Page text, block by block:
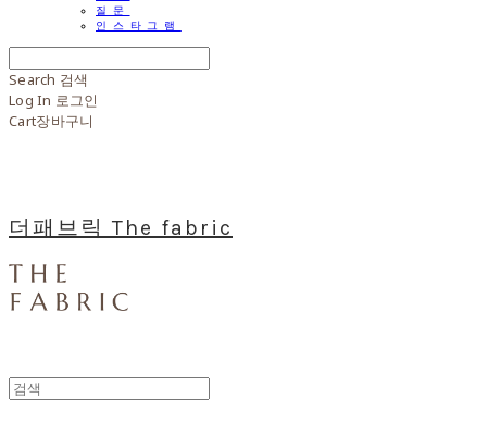
질문
인스타그램
Search 검색
Log In 로그인
Cart장바구니
더패브릭 The fabric